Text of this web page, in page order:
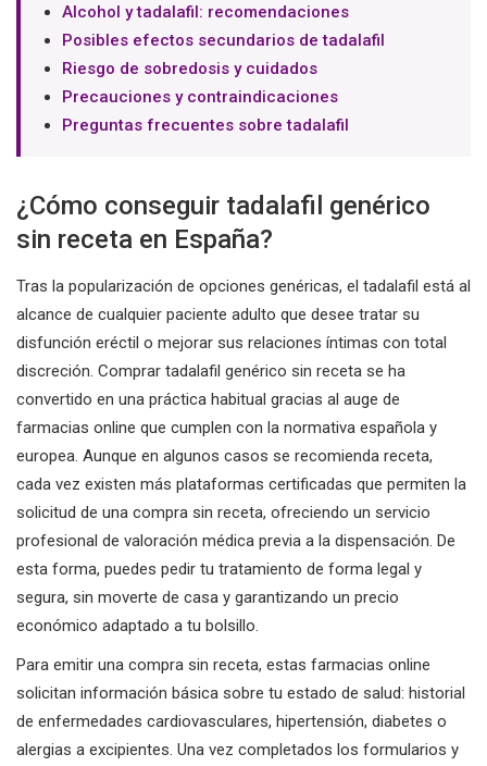
Alcohol y tadalafil: recomendaciones
Posibles efectos secundarios de tadalafil
Riesgo de sobredosis y cuidados
Precauciones y contraindicaciones
Preguntas frecuentes sobre tadalafil
¿Cómo conseguir tadalafil genérico
sin receta en España?
Tras la popularización de opciones genéricas, el tadalafil está al
alcance de cualquier paciente adulto que desee tratar su
disfunción eréctil o mejorar sus relaciones íntimas con total
discreción. Comprar tadalafil genérico sin receta se ha
convertido en una práctica habitual gracias al auge de
farmacias online que cumplen con la normativa española y
europea. Aunque en algunos casos se recomienda receta,
cada vez existen más plataformas certificadas que permiten la
solicitud de una compra sin receta, ofreciendo un servicio
profesional de valoración médica previa a la dispensación. De
esta forma, puedes pedir tu tratamiento de forma legal y
segura, sin moverte de casa y garantizando un precio
económico adaptado a tu bolsillo.
Para emitir una compra sin receta, estas farmacias online
solicitan información básica sobre tu estado de salud: historial
de enfermedades cardiovasculares, hipertensión, diabetes o
alergias a excipientes. Una vez completados los formularios y